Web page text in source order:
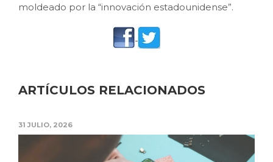
moldeado por la “innovación estadounidense”.
ARTÍCULOS RELACIONADOS
31 JULIO, 2026